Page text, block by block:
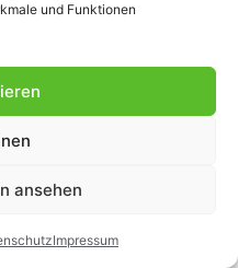
und Funktionen
ansehen
Impressum
würde, lehnt der
sorgt sich, dass ihr
Thronerbe, nicht
Ryana wird von